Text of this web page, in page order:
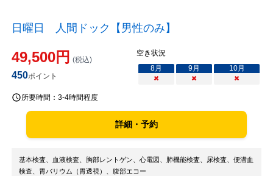
日曜日 人間ドック【男性のみ】
49,500円 (税込)
450ポイント
空き状況
8月 9月 10月
×
× ×
所要時間： 3-4時間程度
詳細・予約
基本検査、血液検査、胸部レントゲン、心電図、肺機能検査、尿検査、便潜血
検査、胃バリウム（胃透視）、腹部エコー